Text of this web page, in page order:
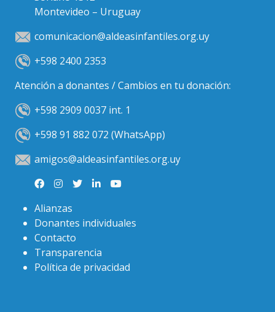
Montevideo – Uruguay
comunicacion@aldeasinfantiles.org.uy
+598 2400 2353
Atención a donantes / Cambios en tu donación:
+598 2909 0037 int. 1
+598 91 882 072 (WhatsApp)
amigos@aldeasinfantiles.org.uy
Alianzas
Donantes individuales
Contacto
Transparencia
Política de privacidad